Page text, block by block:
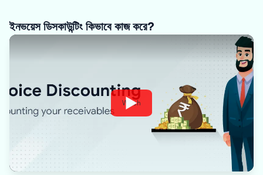
ইনভয়েস ডিসকাউন্টিং কিভাবে কাজ করে?
Watch